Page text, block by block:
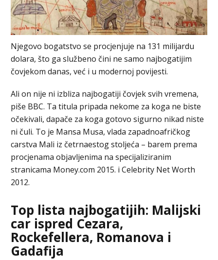
Njegovo bogatstvo se procjenjuje na 131 milijardu
dolara, što ga službeno čini ne samo najbogatijim
čovjekom danas, već i u modernoj povijesti.
Ali on nije ni izbliza najbogatiji čovjek svih vremena,
piše BBC. Ta titula pripada nekome za koga ne biste
očekivali, dapače za koga gotovo sigurno nikad niste
ni čuli. To je Mansa Musa, vlada zapadnoafričkog
carstva Mali iz četrnaestog stoljeća – barem prema
procjenama objavljenima na specijaliziranim
stranicama Money.com 2015. i Celebrity Net Worth
2012.
Top lista najbogatijih: Malijski
car ispred Cezara,
Rockefellera, Romanova i
Gadafija